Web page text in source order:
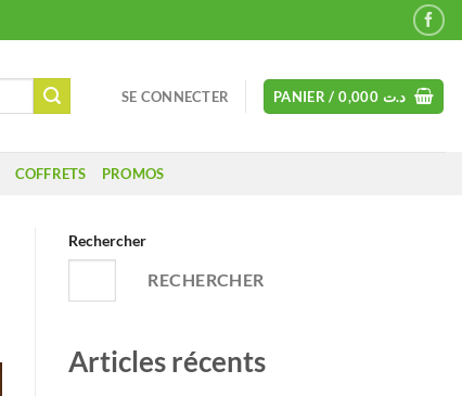
SE CONNECTER PANIER / د.ت
COFFRETS PROMOS
Rechercher
RECHERCHER
Articles récents